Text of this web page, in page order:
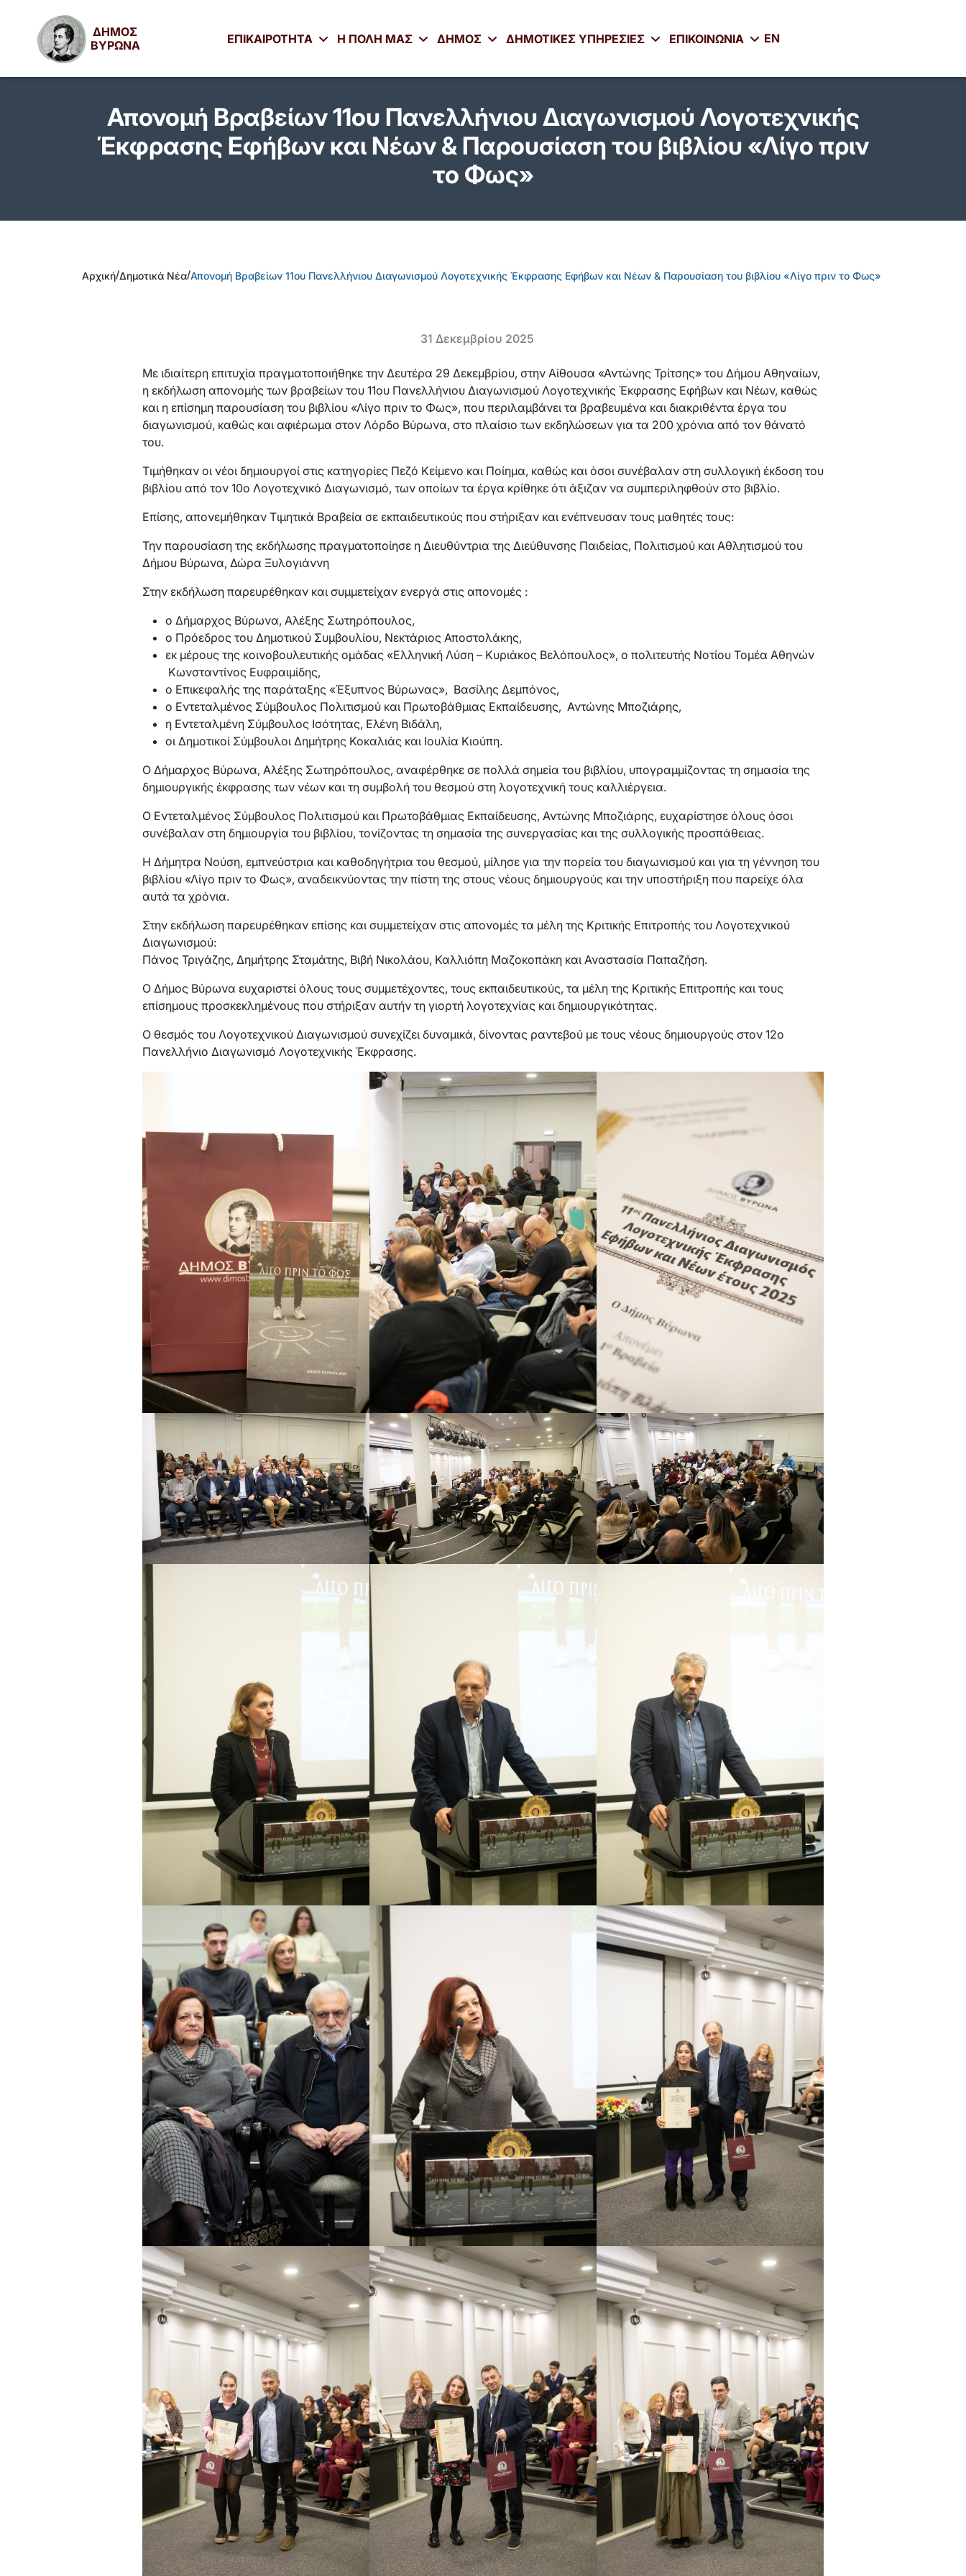
ΔΗΜΟΣ
ΒΥΡΩΝΑ
ΕΠΙΚΑΙΡΟΤΗΤΑ Η ΠΟΛΗ ΜΑΣ ΔΗΜΟΣ ΔΗΜΟΤΙΚΕΣ ΥΠΗΡΕΣΙΕΣ ΕΠΙΚΟΙΝΩΝΙΑ EN
Απονομή Βραβείων 11ου Πανελλήνιου Διαγωνισμού Λογοτεχνικής
Έκφρασης Εφήβων και Νέων & Παρουσίαση του βιβλίου «Λίγο πριν
το Φως»
Αρχική/Δημοτικά Νέα/Απονομή Βραβείων 11ου Πανελλήνιου Διαγωνισμού Λογοτεχνικής Έκφρασης Εφήβων και Νέων & Παρουσίαση του βιβλίου «Λίγο πριν το Φως»
31 Δεκεμβρίου 2025
Με ιδιαίτερη επιτυχία πραγματοποιήθηκε την Δευτέρα 29 Δεκεμβρίου, στην Αίθουσα «Αντώνης Τρίτσης» του Δήμου Αθηναίων,
η εκδήλωση απονομής των βραβείων του 11ου Πανελλήνιου Διαγωνισμού Λογοτεχνικής Έκφρασης Εφήβων και Νέων, καθώς
και η επίσημη παρουσίαση του βιβλίου «Λίγο πριν το Φως», που περιλαμβάνει τα βραβευμένα και διακριθέντα έργα του
διαγωνισμού, καθώς και αφιέρωμα στον Λόρδο Βύρωνα, στο πλαίσιο των εκδηλώσεων για τα 200 χρόνια από τον θάνατό
του.
Τιμήθηκαν οι νέοι δημιουργοί στις κατηγορίες Πεζό Κείμενο και Ποίημα, καθώς και όσοι συνέβαλαν στη συλλογική έκδοση του
βιβλίου από τον 10ο Λογοτεχνικό Διαγωνισμό, των οποίων τα έργα κρίθηκε ότι άξιζαν να συμπεριληφθούν στο βιβλίο.
Επίσης, απονεμήθηκαν Τιμητικά Βραβεία σε εκπαιδευτικούς που στήριξαν και ενέπνευσαν τους μαθητές τους:
Την παρουσίαση της εκδήλωσης πραγματοποίησε η Διευθύντρια της Διεύθυνσης Παιδείας, Πολιτισμού και Αθλητισμού του
Δήμου Βύρωνα, Δώρα Ξυλογιάννη
Στην εκδήλωση παρευρέθηκαν και συμμετείχαν ενεργά στις απονομές :
ο Δήμαρχος Βύρωνα, Αλέξης Σωτηρόπουλος,
ο Πρόεδρος του Δημοτικού Συμβουλίου, Νεκτάριος Αποστολάκης,
εκ μέρους της κοινοβουλευτικής ομάδας «Ελληνική Λύση – Κυριάκος Βελόπουλος», ο πολιτευτής Νοτίου Τομέα Αθηνών
Κωνσταντίνος Ευφραιμίδης,
ο Επικεφαλής της παράταξης «Έξυπνος Βύρωνας», Βασίλης Δεμπόνος,
ο Εντεταλμένος Σύμβουλος Πολιτισμού και Πρωτοβάθμιας Εκπαίδευσης, Αντώνης Μποζιάρης,
η Εντεταλμένη Σύμβουλος Ισότητας, Ελένη Βιδάλη,
οι Δημοτικοί Σύμβουλοι Δημήτρης Κοκαλιάς και Ιουλία Κιούπη.
Ο Δήμαρχος Βύρωνα, Αλέξης Σωτηρόπουλος, αναφέρθηκε σε πολλά σημεία του βιβλίου, υπογραμμίζοντας τη σημασία της
δημιουργικής έκφρασης των νέων και τη συμβολή του θεσμού στη λογοτεχνική τους καλλιέργεια.
Ο Εντεταλμένος Σύμβουλος Πολιτισμού και Πρωτοβάθμιας Εκπαίδευσης, Αντώνης Μποζιάρης, ευχαρίστησε όλους όσοι
συνέβαλαν στη δημιουργία του βιβλίου, τονίζοντας τη σημασία της συνεργασίας και της συλλογικής προσπάθειας.
Η Δήμητρα Νούση, εμπνεύστρια και καθοδηγήτρια του θεσμού, μίλησε για την πορεία του διαγωνισμού και για τη γέννηση του
βιβλίου «Λίγο πριν το Φως», αναδεικνύοντας την πίστη της στους νέους δημιουργούς και την υποστήριξη που παρείχε όλα
αυτά τα χρόνια.
Στην εκδήλωση παρευρέθηκαν επίσης και συμμετείχαν στις απονομές τα μέλη της Κριτικής Επιτροπής του Λογοτεχνικού
Διαγωνισμού:
Πάνος Τριγάζης, Δημήτρης Σταμάτης, Βιβή Νικολάου, Καλλιόπη Μαζοκοπάκη και Αναστασία Παπαζήση.
Ο Δήμος Βύρωνα ευχαριστεί όλους τους συμμετέχοντες, τους εκπαιδευτικούς, τα μέλη της Κριτικής Επιτροπής και τους
επίσημους προσκεκλημένους που στήριξαν αυτήν τη γιορτή λογοτεχνίας και δημιουργικότητας.
Ο θεσμός του Λογοτεχνικού Διαγωνισμού συνεχίζει δυναμικά, δίνοντας ραντεβού με τους νέους δημιουργούς στον 12ο
Πανελλήνιο Διαγωνισμό Λογοτεχνικής Έκφρασης.